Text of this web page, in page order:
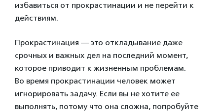
избавиться от прокрастинации и не перейти к
действиям.
Прокрастинация — это откладывание даже
срочных и важных дел на последний момент,
которое приводит к жизненным проблемам.
Во время прокрастинации человек может
игнорировать задачу. Если вы не хотите ее
выполнять, потому что она сложна, попробуйте